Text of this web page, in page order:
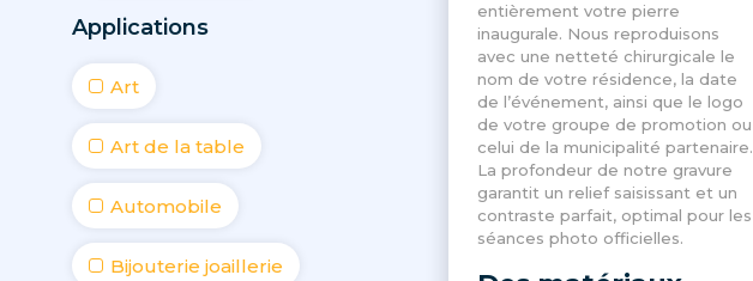
Applications
Art
Art de la table
Automobile
Bijouterie joaillerie
entièrement votre pierre
inaugurale. Nous reproduisons
avec une netteté chirurgicale le
nom de votre résidence, la date
de l’événement, ainsi que le logo
de votre groupe de promotion ou
celui de la municipalité partenaire.
La profondeur de notre gravure
garantit un relief saisissant et un
contraste parfait, optimal pour les
séances photo officielles.